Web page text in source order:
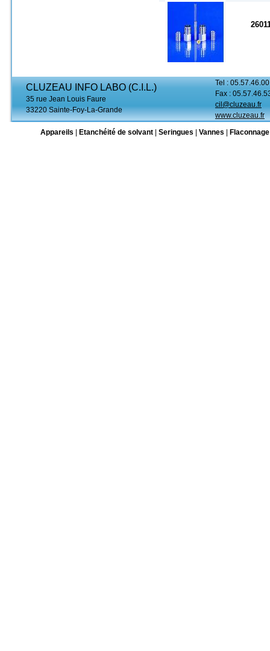
CLUZEAU INFO LABO (C.I.L.)
35 rue Jean Louis Faure
33220 Sainte-Foy-La-Grande
Tel :
Fax :
cil@cluzeau.fr
www.cluzeau.fr
Appareils
Etanchéité de solvant Seringues Vannes Flaconnage